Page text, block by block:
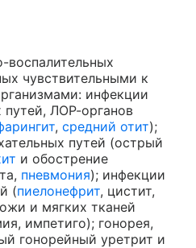
воспалительных
чувствительными к
инфекции
путей, ЛОР-органов
, средний отит);
путей (острый
и обострение
пневмония); инфекции
(пиелонефрит, цистит,
и мягких тканей
импетиго); гонорея,
гонорейный уретрит и